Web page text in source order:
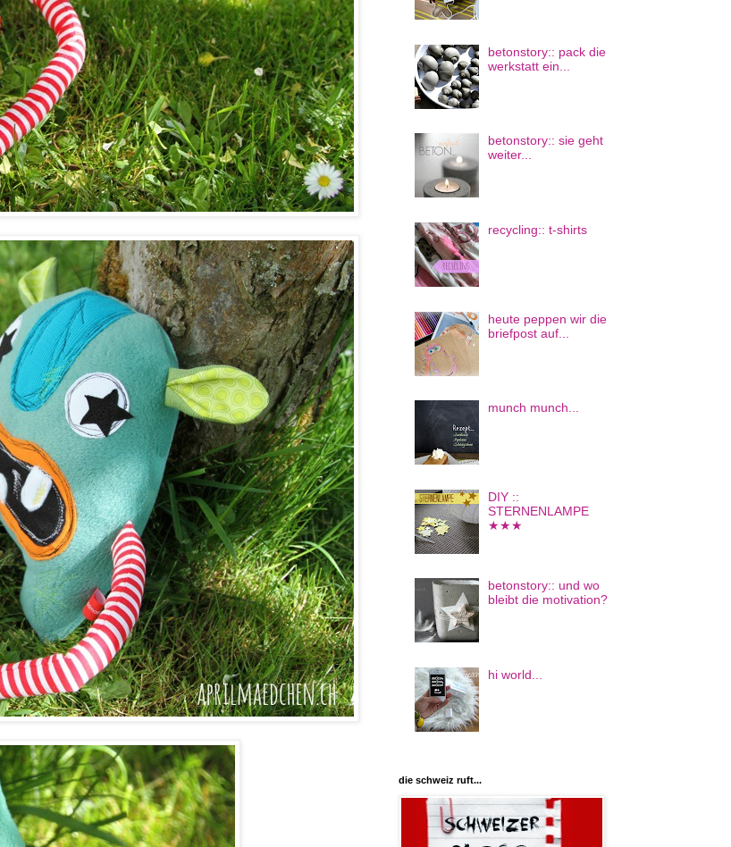
betonstory:: pack die
werkstatt ein...
betonstory:: sie geht
weiter...
recycling:: t-shirts
heute peppen wir die
briefpost auf...
munch munch...
DIY ::
STERNENLAMPE
★★★
betonstory:: und wo
bleibt die motivation?
hi world...
die schweiz ruft...